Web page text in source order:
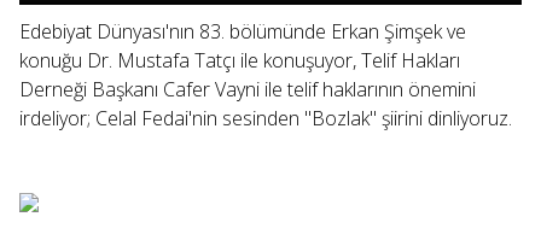
Edebiyat Dünyası'nın 83. bölümünde Erkan Şimşek ve
konuğu Dr. Mustafa Tatçı ile konuşuyor, Telif Hakları
Derneği Başkanı Cafer Vayni ile telif haklarının önemini
irdeliyor; Celal Fedai'nin sesinden "Bozlak" şiirini dinliyoruz.